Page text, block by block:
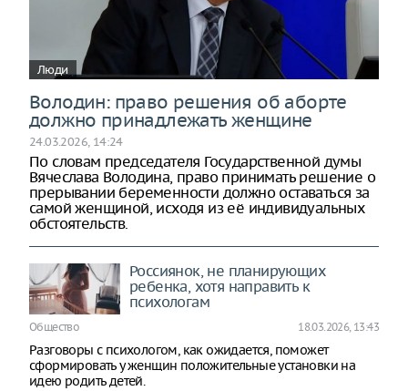
Люди
Володин: право решения об аборте
должно принадлежать женщине
24.03.2026, 14:24
По словам председателя Государственной думы
Вячеслава Володина, право принимать решение о
прерывании беременности должно оставаться за
самой женщиной, исходя из её индивидуальных
обстоятельств.
Россиянок, не планирующих
ребенка, хотя направить к
психологам
Общество 18.03.2026, 13:43
Разговоры с психологом, как ожидается, поможет
сформировать у женщин положительные установки на
идею родить детей.